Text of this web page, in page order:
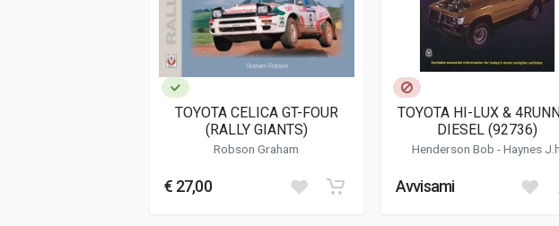
25 x 29 x 2,5 cm
Informazioni aggiuntive
Genere o Collana Storico - Descrittivo; Dati Tecnici
TOYOTA CELICA GT-FOUR
(RALLY GIANTS)
Robson Graham
€ 27,00
TOYOTA HI-LUX &
DIESEL (92736)
Henderson Bob -Haynes J.h.
Avvisami